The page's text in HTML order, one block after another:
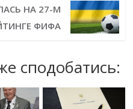
НА 27-М
ФИФА
сподобатись: